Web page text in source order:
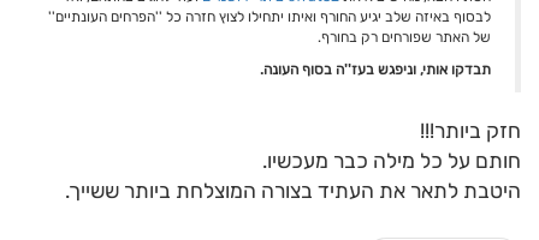
לבסוף באיזה שלב יגיע החורף ואיתו יתחילו לצוץ חזרה כל ''הפרחים העונתיים''
של האתר שפורחים רק בחורף.
תבדקו אותי, וניפגש בעז''ה בסוף העונה.
חזק ביותר!!!
חותם על כל מילה כבר מעכשיו.
היטבת לתאר את העתיד בצורה המוצלחת ביותר ששייך.